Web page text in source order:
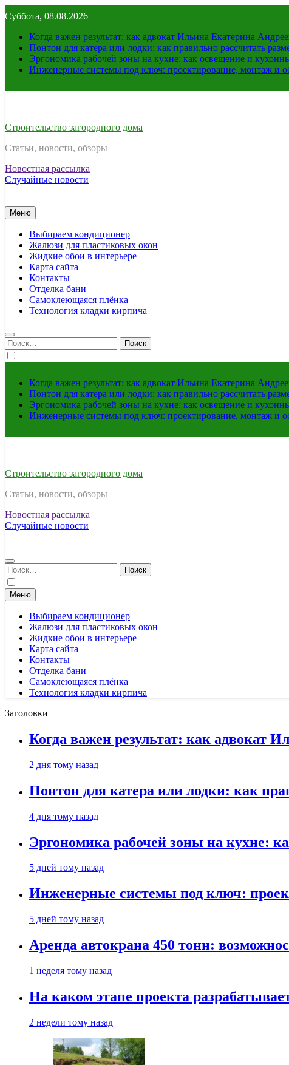
к
содержимому
Суббота, 08.08.2026
Когда важен результат: как адвокат Ильина Екатерина
Понтон для катера или лодки: как правильно рассчитать
Эргономика рабочей зоны на кухне: как освещение и
Инженерные системы под ключ: проектирование, монтаж и
Строительство загородного дома
Статьи, новости, обзоры
Новостная рассылка
Случайные новости
Меню
Выбираем кондиционер
Жалюзи для пластиковых окон
Жидкие обои в интерьере
Карта сайта
Контакты
Отделка бани
Самоклеющаяся плёнка
Технология кладки кирпича
Найти:
Когда важен результат: как адвокат Ильина Екатерина
Понтон для катера или лодки: как правильно рассчитать
Эргономика рабочей зоны на кухне: как освещение и
Инженерные системы под ключ: проектирование, монтаж и
Строительство загородного дома
Статьи, новости, обзоры
Новостная рассылка
Случайные новости
Найти:
Меню
Выбираем кондиционер
Жалюзи для пластиковых окон
Жидкие обои в интерьере
Карта сайта
Контакты
Отделка бани
Самоклеющаяся плёнка
Технология кладки кирпича
Заголовки
Когда важен результат: как адвокат
2 дня тому назад
Понтон для катера или лодки: как
4 дня тому назад
Эргономика рабочей зоны на кухне:
5 дней тому назад
Инженерные системы под ключ:
5 дней тому назад
Аренда автокрана 450 тонн:
1 неделя тому назад
На каком этапе проекта
2 недели тому назад